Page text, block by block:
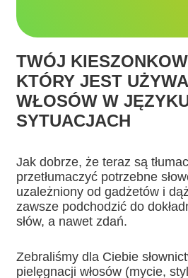
TWÓJ
KTÓRY JEST
WŁOSÓW W
SYTUACJACH
Jak dobrze, że teraz są
przetłumaczyć potrzebne
uzależniony od gadżetów i
zawsze podchodzić do
słów, a nawet zdań.
Zebraliśmy dla Ciebie
pielęgnacji włosów (mycie,